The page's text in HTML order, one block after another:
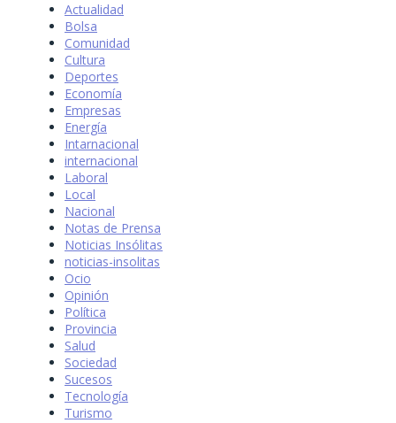
Actualidad
Bolsa
Comunidad
Cultura
Deportes
Economía
Empresas
Energía
Intarnacional
internacional
Laboral
Local
Nacional
Notas de Prensa
Noticias Insólitas
noticias-insolitas
Ocio
Opinión
Política
Provincia
Salud
Sociedad
Sucesos
Tecnología
Turismo